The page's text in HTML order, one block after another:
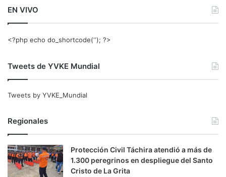
EN VIVO
<?php echo do_shortcode(‘‘); ?>
Tweets de YVKE Mundial
Tweets by YVKE_Mundial
Regionales
Protección Civil Táchira atendió a más de
1.300 peregrinos en despliegue del Santo
Cristo de La Grita